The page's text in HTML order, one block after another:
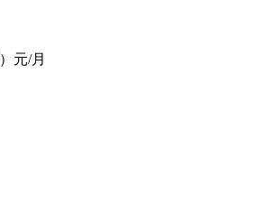
元/月